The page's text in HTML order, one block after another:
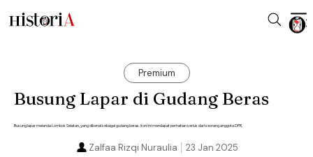
Premium
Busung Lapar di Gudang Beras
Busung lapar melanda Lombok Selatan, yang dikenal sebagai gudang beras. Ironi ini mendapat perhatian serius dari seorang anggota DPR.
23 Jan 2025
Zalfaa Rizqi Nuraulia